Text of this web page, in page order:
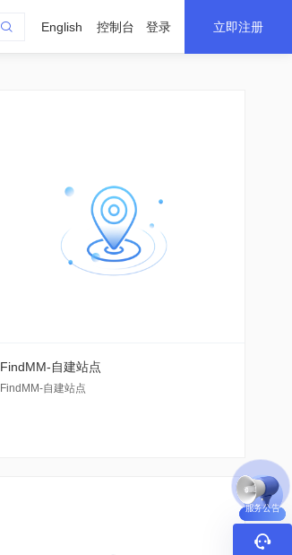
English 控制台 登录 立即注册
FindMM-自建站点
FindMM-自建站点
服务公告